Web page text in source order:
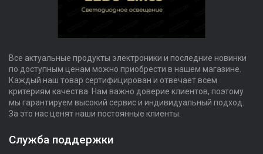
Все актуальные продукты электроники и последние новинки
по доступным ценам можно приобрести в нашем магазине.
Каждый наш товар сертифицирован и отвечает всем
критериям качества. Нам важно доверие клиентов, поэтому
мы гарантируем высокий сервис и индивидуальный подход.
За это нас ценят наши постоянные клиенты.
Служба поддержки